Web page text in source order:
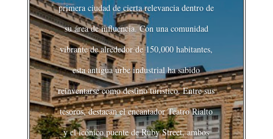
primera ciudad de cierta relevancia dentro de
su área de influencia. Con una comunidad
vibrante de alrededor de 150,000 habitantes,
esta antigua urbe industrial ha sabido
reinventarse como destino turístico. Entre sus
tesoros, destacan el encantador Teatro Rialto
y el icónico puente de Ruby Street, ambos